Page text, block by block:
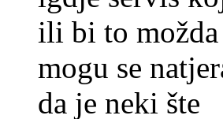
ili bi to možda
mogu se
da je neki šte